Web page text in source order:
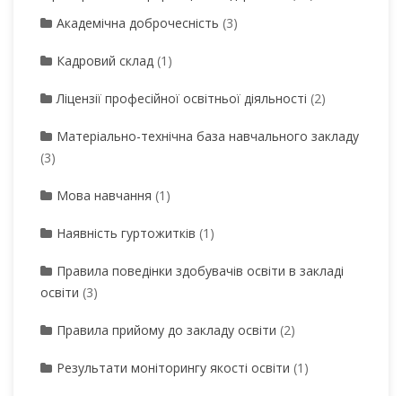
Академічна доброчесність (3)
Кадровий склад (1)
Ліцензії професійної освітньої діяльності (2)
Матеріально-технічна база навчального закладу
(3)
Мова навчання (1)
Наявність гуртожитків (1)
Правила поведінки здобувачів освіти в закладі
освіти (3)
Правила прийому до закладу освіти (2)
Результати моніторингу якості освіти (1)